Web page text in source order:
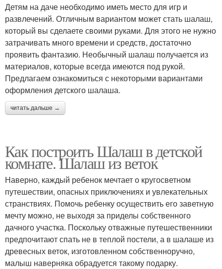
Детям на даче необходимо иметь место для игр и
развлечений. Отличным вариантом может стать шалаш,
который вы сделаете своими руками. Для этого не нужно
затрачивать много времени и средств, достаточно
проявить фантазию. Необычный шалаш получается из
материалов, которые всегда имеются под рукой.
Предлагаем ознакомиться с некоторыми вариантами
оформления детского шалаша.
читать дальше →
Как построить Шалаш в детской
комнате. Шалаш из веток
Наверно, каждый ребенок мечтает о кругосветном
путешествии, опасных приключениях и увлекательных
странствиях. Помочь ребенку осуществить его заветную
мечту можно, не выходя за приделы собственного
дачного участка. Поскольку отважные путешественники
предпочитают спать не в теплой постели, а в шалаше из
древесных веток, изготовленном собственноручно,
малыш наверняка обрадуется такому подарку.